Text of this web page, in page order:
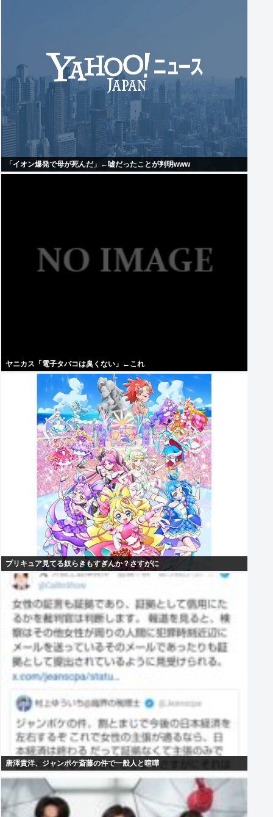
「イオン爆発で母が死んだ」←嘘だったことが判明www
ヤニカス「電子タバコは臭くない」←これ
プリキュア見てる奴らきもすぎんか？さすがに
唐澤貴洋、ジャンポケ斎藤の件で一般人と喧嘩